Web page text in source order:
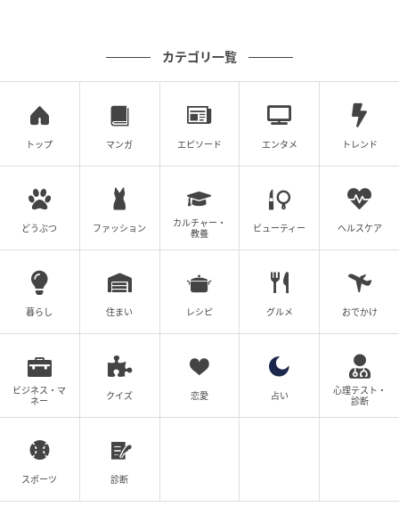
カテゴリ一覧
トップ マンガ エピソード エンタメ トレンド
どうぶつ ファッション
カルチャー・
教養
ビューティー ヘルスケア
暮らし 住まい レシピ グルメ おでかけ
ビジネス・マ
ネー
クイズ 恋愛 占い
心理テスト・
診断
スポーツ 診断